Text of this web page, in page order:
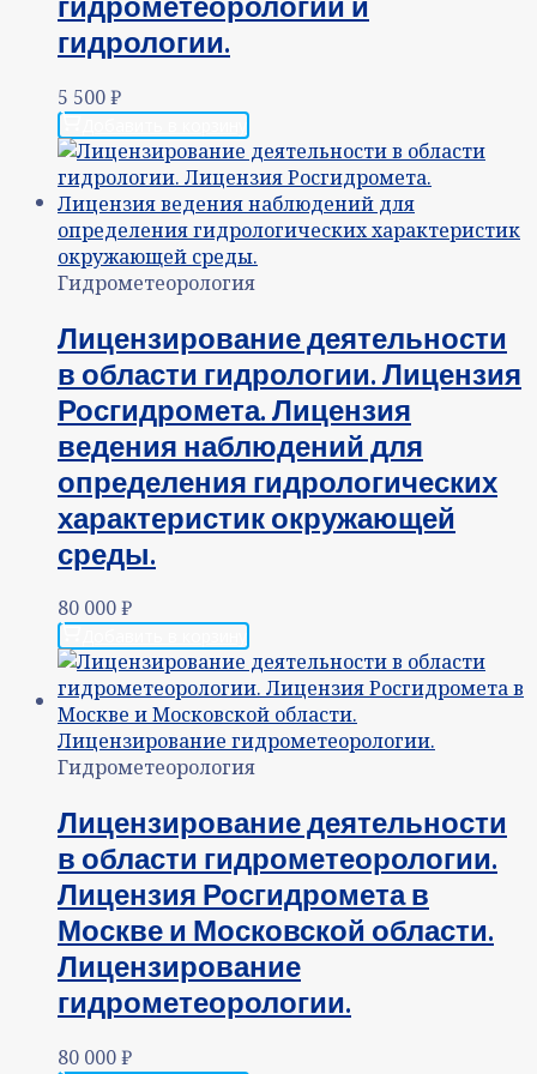
гидрологии.
5 500₽
Гидрометеорология
Лицензирование деятельности
в области гидрологии. Лицензия
Росгидромета. Лицензия
ведения наблюдений для
определения гидрологических
характеристик окружающей
среды.
80 000₽
Гидрометеорология
Лицензирование деятельности
в области гидрометеорологии.
Лицензия Росгидромета в
Москве и Московской области.
Лицензирование
гидрометеорологии.
80 000₽